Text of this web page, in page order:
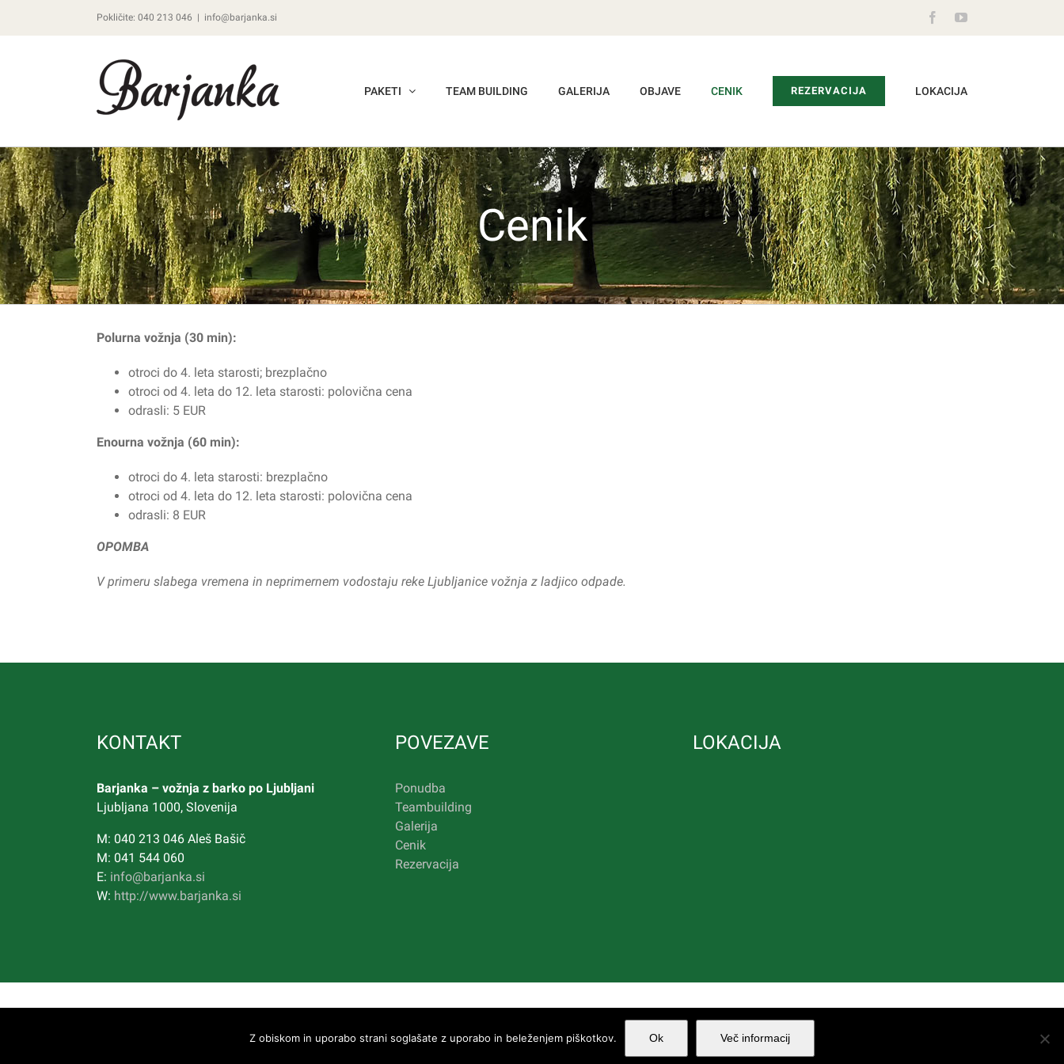
Pokličite: 040 213 046 | info@barjanka.si FacebookYouTube
PAKETI TEAM BUILDING GALERIJA OBJAVE CENIK REZERVACIJA LOKACIJA
Cenik
Polurna vožnja (30 min):
otroci do 4. leta starosti; brezplačno
otroci od 4. leta do 12. leta starosti: polovična cena
odrasli: 5 EUR
Enourna vožnja (60 min):
otroci do 4. leta starosti: brezplačno
otroci od 4. leta do 12. leta starosti: polovična cena
odrasli: 8 EUR
OPOMBA
V primeru slabega vremena in neprimernem vodostaju reke Ljubljanice vožnja z ladjico odpade.
KONTAKT
Barjanka – vožnja z barko po Ljubljani
Ljubljana 1000, Slovenija
M: 040 213 046 Aleš Bašič
M: 041 544 060
E: info@barjanka.si
W: http://www.barjanka.si
POVEZAVE
Ponudba
Teambuilding
Galerija
Cenik
Rezervacija
LOKACIJA
Z obiskom in uporabo strani soglašate z uporabo in beleženjem piškotkov. Ok Več informacij